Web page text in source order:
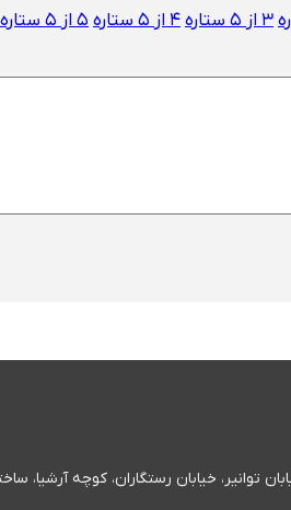
۳ از ۵ ستاره ۴ از ۵ ستاره ۵ از ۵ ستاره
توانیر، خیابان رستگاران، کوچه آرشیا، ساختمان